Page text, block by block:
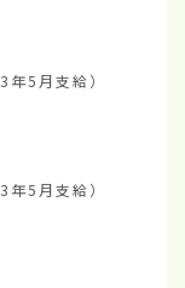
5月支給）
5月支給）